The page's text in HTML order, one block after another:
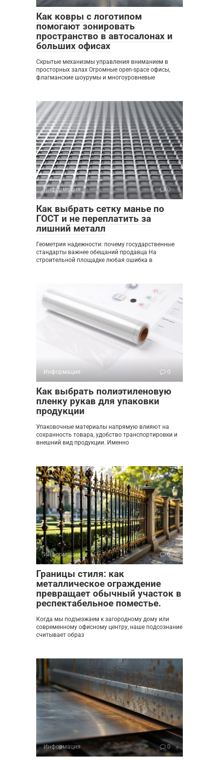
Как ковры с логотипом
помогают зонировать
пространство в автосалонах и
больших офисах
Скрытые механизмы управления вниманием в
просторных залах Огромные open-space офисы,
флагманские шоурумы и многоуровневые
Информация 0
Как выбрать сетку манье по
ГОСТ и не переплатить за
лишний металл
Геометрия надежности: почему государственные
стандарты важнее обещаний продавца На
строительной площадке любая ошибка в
Информация 0
Как выбрать полиэтиленовую
пленку рукав для упаковки
продукции
Упаковочные материалы напрямую влияют на
сохранность товара, удобство транспортировки и
внешний вид продукции. Именно
Информация 0
Границы стиля: как
металлическое ограждение
превращает обычный участок в
респектабельное поместье.
Когда мы подъезжаем к загородному дому или
современному офисному центру, наше подсознание
считывает образ
Информация 0